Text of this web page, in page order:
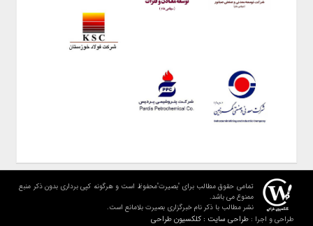
تمامی حقوق مطالب برای "بصیرت"محفوظ است و هرگونه کپی برداری بدون ذکر منبع
ممنوع می باشد.
نشر مطالب با ذکر نام خبرگزاری بصیرت بلامانع است.
طراحی و اجرا :طراحی سایت : کلکسیون طراحی